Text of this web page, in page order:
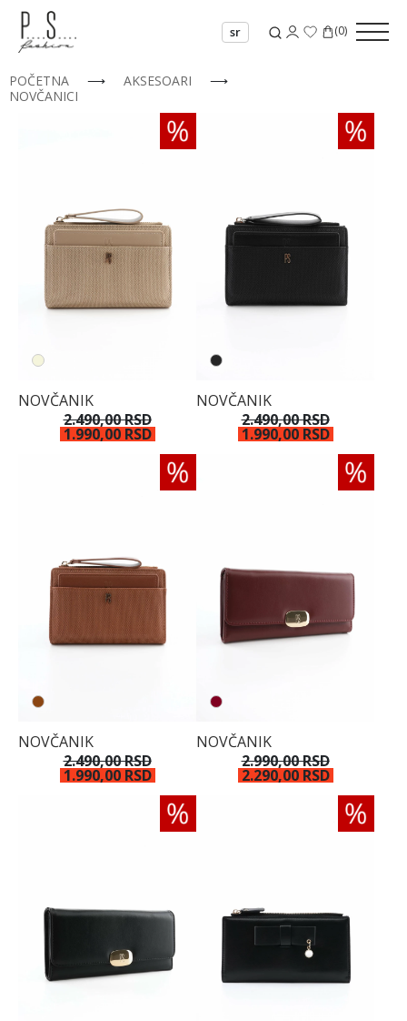
sr (0)
POČETNA ⟶ AKSESOARI
⟶
NOVČANICI
NOVČANIK
2.490,00 RSD
1.990,00 RSD
NOVČANIK
2.490,00 RSD
1.990,00 RSD
NOVČANIK
2.490,00 RSD
1.990,00 RSD
NOVČANIK
2.990,00 RSD
2.290,00 RSD